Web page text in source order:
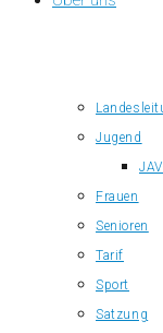
Jugend
Frauen
Senioren
Tarif
Sport
Satzung